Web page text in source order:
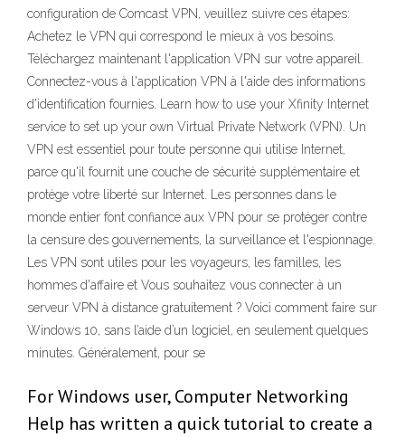
configuration de Comcast VPN, veuillez suivre ces étapes:
Achetez le VPN qui correspond le mieux à vos besoins.
Téléchargez maintenant l'application VPN sur votre appareil.
Connectez-vous à l'application VPN à l'aide des informations
d'identification fournies. Learn how to use your Xfinity Internet
service to set up your own Virtual Private Network (VPN). Un
VPN est essentiel pour toute personne qui utilise Internet,
parce qu'il fournit une couche de sécurité supplémentaire et
protège votre liberté sur Internet. Les personnes dans le
monde entier font confiance aux VPN pour se protéger contre
la censure des gouvernements, la surveillance et l'espionnage.
Les VPN sont utiles pour les voyageurs, les familles, les
hommes d'affaire et Vous souhaitez vous connecter à un
serveur VPN à distance gratuitement ? Voici comment faire sur
Windows 10, sans l’aide d’un logiciel, en seulement quelques
minutes. Généralement, pour se
For Windows user, Computer Networking
Help has written a quick tutorial to create a